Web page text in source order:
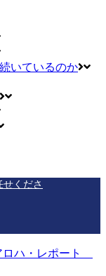
いているのか
くださ
ロハ・レポート